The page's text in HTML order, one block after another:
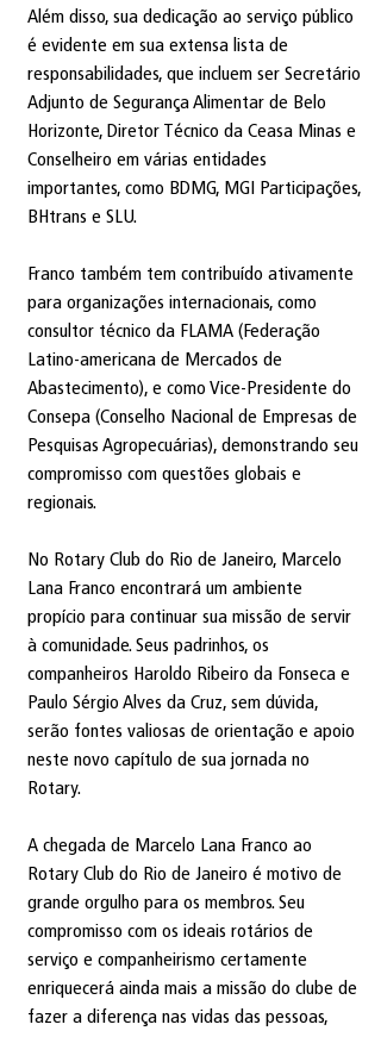
Além disso, sua dedicação ao serviço público
é evidente em sua extensa lista de
responsabilidades, que incluem ser Secretário
Adjunto de Segurança Alimentar de Belo
Horizonte, Diretor Técnico da Ceasa Minas e
Conselheiro em várias entidades
importantes, como BDMG, MGI Participações,
BHtrans e SLU.
Franco também tem contribuído ativamente
para organizações internacionais, como
consultor técnico da FLAMA (Federação
Latino-americana de Mercados de
Abastecimento), e como Vice-Presidente do
Consepa (Conselho Nacional de Empresas de
Pesquisas Agropecuárias), demonstrando seu
compromisso com questões globais e
regionais.
No Rotary Club do Rio de Janeiro, Marcelo
Lana Franco encontrará um ambiente
propício para continuar sua missão de servir
à comunidade. Seus padrinhos, os
companheiros Haroldo Ribeiro da Fonseca e
Paulo Sérgio Alves da Cruz, sem dúvida,
serão fontes valiosas de orientação e apoio
neste novo capítulo de sua jornada no
Rotary.
A chegada de Marcelo Lana Franco ao
Rotary Club do Rio de Janeiro é motivo de
grande orgulho para os membros. Seu
compromisso com os ideais rotários de
serviço e companheirismo certamente
enriquecerá ainda mais a missão do clube de
fazer a diferença nas vidas das pessoas,